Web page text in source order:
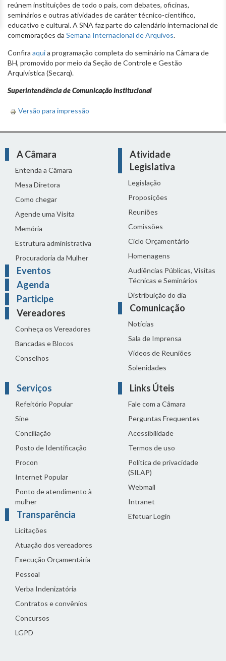
reúnem instituições de todo o país, com debates, oficinas,
seminários e outras atividades de caráter técnico-científico,
educativo e cultural. A SNA faz parte do calendário internacional de
comemorações da Semana Internacional de Arquivos.
Confira aquia programação completa do seminário na Câmara de
BH, promovido por meio da Seção de Controle e Gestão
Arquivística (Secarq).
Superintendência de Comunicação Institucional
Versão para impressão
A Câmara
Entenda a Câmara
Mesa Diretora
Como chegar
Agende uma Visita
Memória
Estrutura administrativa
Procuradoria da Mulher
Eventos
Agenda
Participe
Vereadores
Conheça os Vereadores
Bancadas e Blocos
Conselhos
Atividade
Legislativa
Legislação
Proposições
Reuniões
Comissões
Ciclo Orçamentário
Homenagens
Audiências Públicas, Visitas
Técnicas e Seminários
Distribuição do dia
Comunicação
Notícias
Sala de Imprensa
Vídeos de Reuniões
Solenidades
Serviços
Refeitório Popular
Sine
Conciliação
Posto de Identificação
Procon
Internet Popular
Ponto de atendimento à
mulher
Transparência
Licitações
Atuação dos vereadores
Execução Orçamentária
Pessoal
Verba Indenizatória
Contratos e convênios
Concursos
LGPD
Links Úteis
Fale com a Câmara
Perguntas Frequentes
Acessibilidade
Termos de uso
Política de privacidade
(SILAP)
Webmail
Intranet
Efetuar Login